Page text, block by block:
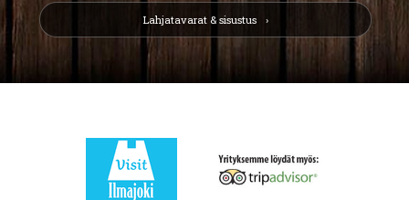
Lahjatavarat & sisustus